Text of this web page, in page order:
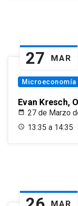
27 MAR
Microeconomía
Evan Kresch,
27 de Marzo
13:35 a 14:35
MAR